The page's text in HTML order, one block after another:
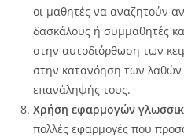
οι μαθητές να αναζητούν
δασκάλους ή συμμαθητές
στην αυτοδιόρθωση των
στην κατανόηση των
επανάληψής τους.
Χρήση εφαρμογών
πολλές εφαρμογές που